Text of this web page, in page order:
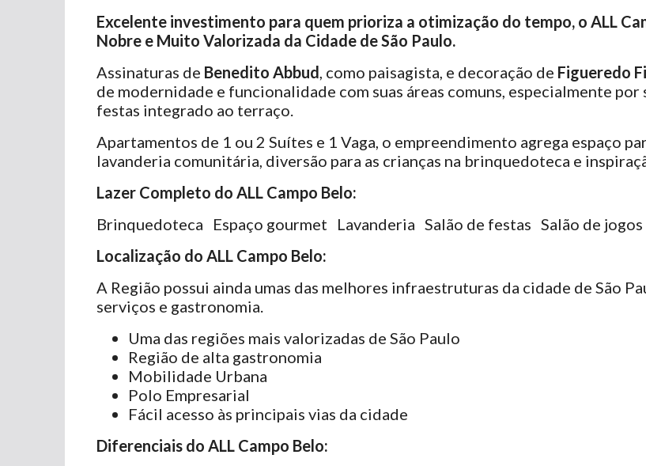
Excelente investimento para quem prioriza a otimização do tempo, o ALL
Nobre e Muito Valorizada da Cidade de São Paulo.
Assinaturas de Benedito Abbud , como paisagista, e decoração de Figueredo
de modernidade e funcionalidade com suas áreas comuns, especialmente
festas integrado ao terraço.
Apartamentos de 1 ou 2 Suítes e 1 Vaga, o empreendimento agrega espaço
lavanderia comunitária, diversão para as crianças na brinquedoteca e
Lazer Completo do ALL Campo Belo:
Brinquedoteca
Espaço gourmet Lavanderia Salão de festas Salão de jogos
Localização do ALL Campo Belo:
A Região possui ainda umas das melhores infraestruturas da cidade de São
serviços e gastronomia.
Uma das regiões mais valorizadas de São Paulo
Região de alta gastronomia
Mobilidade Urbana
Polo Empresarial
Fácil acesso às principais vias da cidade
Diferenciais do ALL Campo Belo: